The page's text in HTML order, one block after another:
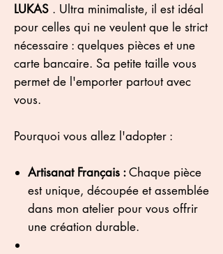
LUKAS . Ultra minimaliste, il est idéal
pour celles qui ne veulent que le strict
nécessaire : quelques pièces et une
carte bancaire. Sa petite taille vous
permet de l'emporter partout avec
vous.
Pourquoi vous allez l'adopter :
Artisanat Français :Chaque pièce
est unique, découpée et assemblée
dans mon atelier pour vous offrir
une création durable.